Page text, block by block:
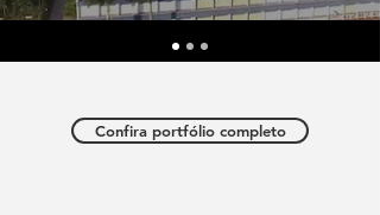
Confira portfólio completo